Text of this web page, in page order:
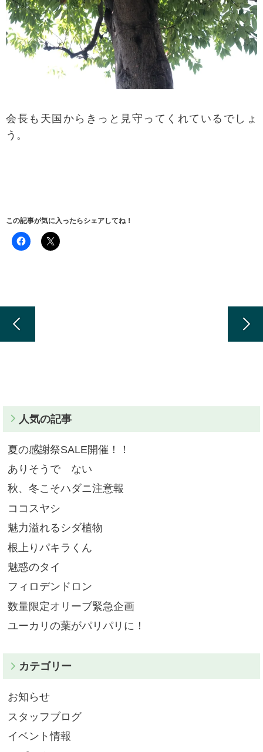
会長も天国からきっと見守ってくれているでしょ
う。
この記事が気に入ったらシェアしてね！
人気の記事
夏の感謝祭SALE開催！！
ありそうで ない
秋、冬こそハダニ注意報
ココスヤシ
魅力溢れるシダ植物
根上りパキラくん
魅惑のタイ
フィロデンドロン
数量限定オリーブ緊急企画
ユーカリの葉がパリパリに！
カテゴリー
お知らせ
スタッフブログ
イベント情報